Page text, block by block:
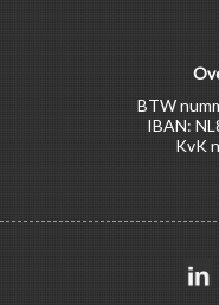
BTW
IBAN:
KvK